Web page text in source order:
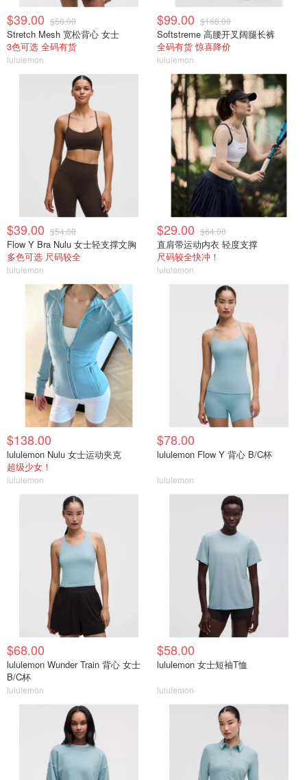
$39.00 $58.00
Stretch Mesh 宽松背心 女士
3色可选 全码有货
lululemon
$99.00 $168.00
Softstreme 高腰开叉阔腿长裤
全码有货 惊喜降价
lululemon
$39.00 $54.00
Flow Y Bra Nulu 女士轻支撑文胸
多色可选 尺码较全
lululemon
$29.00 $64.00
直肩带运动内衣 轻度支撑
尺码较全快冲！
lululemon
$138.00
lululemon Nulu 女士运动夹克
超级少女！
lululemon
$78.00
lululemon Flow Y 背心 B/C杯
lululemon
$68.00
lululemon Wunder Train 背心 女士
B/C杯
lululemon
$58.00
lululemon 女士短袖T恤
lululemon